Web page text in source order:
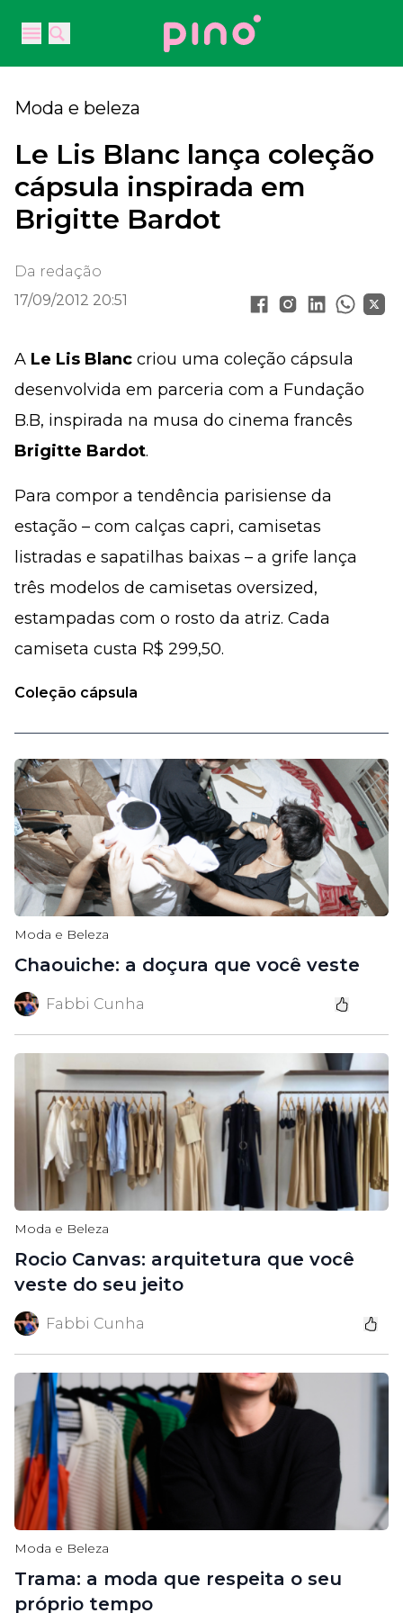
Open main menu
Open main menu
Your Company
Moda e beleza
Le Lis Blanc lança coleção
cápsula inspirada em
Brigitte Bardot
Da redação
17/09/2012 20:51
A Le Lis Blanc criou uma coleção cápsula
desenvolvida em parceria com a Fundação
B.B, inspirada na musa do cinema francês
Brigitte Bardot.
Para compor a tendência parisiense da
estação – com calças capri, camisetas
listradas e sapatilhas baixas – a grife lança
três modelos de camisetas oversized,
estampadas com o rosto da atriz. Cada
camiseta custa R$ 299,50.
Coleção cápsula
Moda e Beleza
Chaouiche: a doçura que você veste
Fabbi Cunha
Moda e Beleza
Rocio Canvas: arquitetura que você
veste do seu jeito
Fabbi Cunha
Moda e Beleza
Trama: a moda que respeita o seu
próprio tempo